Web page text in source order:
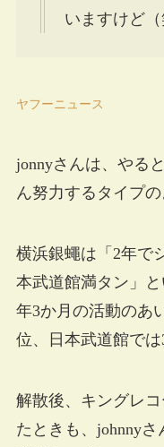
いますけど（
ヤフーニュース
jonnyさんは、やる
ん努力するタイプの
横浜銀蠅は「2年で
本武道館満タン」
年3か月の活動のあ
位、日本武道館では
解散後、キングレ
たときも、johnnyさ